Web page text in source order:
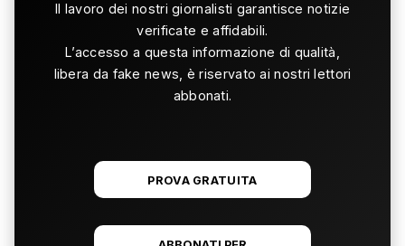
Il lavoro dei nostri giornalisti garantisce notizie
verificate e affidabili.
L’accesso a questa informazione di qualità,
libera da fake news, è riservato ai nostri lettori
abbonati.
PROVA GRATUITA